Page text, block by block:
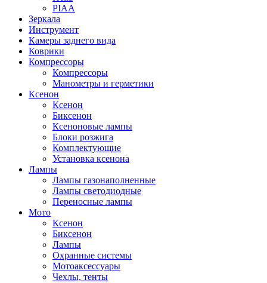
PIAA
Зеркала
Инструмент
Камеры заднего вида
Коврики
Компрессоры
Компрессоры
Манометры и герметики
Ксенон
Ксенон
Биксенон
Ксеноновые лампы
Блоки розжига
Комплектующие
Установка ксенона
Лампы
Лампы газонаполненные
Лампы светодиодные
Переносные лампы
Мото
Ксенон
Биксенон
Лампы
Охранные системы
Мотоаксессуары
Чехлы, тенты